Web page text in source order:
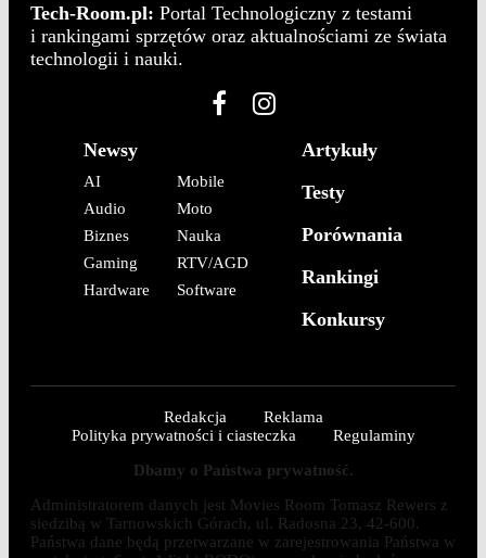
Tech-Room.pl: Portal Technologiczny z testami
i rankingami sprzętów oraz aktualnościami ze świata
technologii i nauki.
Newsy
AI
Audio
Biznes
Gaming
Hardware
Mobile
Moto
Nauka
RTV/AGD
Software
Artykuły
Testy
Porównania
Rankingi
Konkursy
Redakcja
Reklama
Polityka prywatności i ciasteczka
Regulaminy
Dbamy o Państwa prywatność.
Administratorem danych jest Movies Room Tomasz Rewers z
siedzibą w Tarnowskich Górach, ul. Radosna 23, 42-600.
Państwa dane będą przetwarzane w zarejestrowania Państwa w